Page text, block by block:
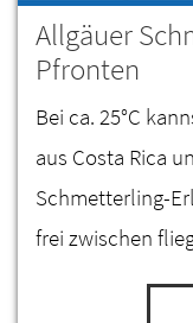
Allgäuer
Pfronten
Bei ca. 25°C
aus Costa Rica
Schmetterling-
frei zwischen
Schildkröte,